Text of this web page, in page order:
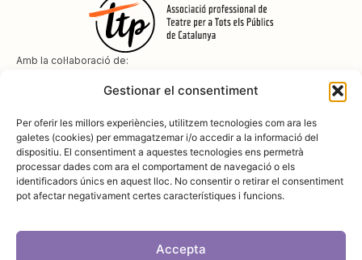
Gestionar el consentiment
Per oferir les millors experiències, utilitzem tecnologies com ara les
galetes (cookies) per emmagatzemar i/o accedir a la informació del
dispositiu. El consentiment a aquestes tecnologies ens permetrà
processar dades com ara el comportament de navegació o els
identificadors únics en aquest lloc. No consentir o retirar el consentiment
pot afectar negativament certes característiques i funcions.
Accepta
Amb la col·laboració de:
Amb el suport de